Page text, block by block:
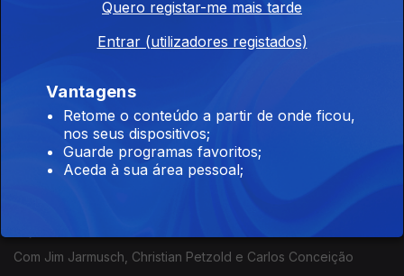
"Ângelo na Floresta Mágica" + "28 Anos Depois" + "A Grande
Eleanor" + 10º IndieJúnior + Oso + T-zero As estreias da
semana e curtas-metragens na sessão na RTP2
"Pai, Mãe, Irmã, Irmão" + "Miroirs #3" + "Um
Com Jim Jarmusch, Christian Petzold e Carlos Conceição
Quero registar-me mais tarde
Entrar (utilizadores registados)
Vantagens
Retome o conteúdo a partir de onde ficou,
nos seus dispositivos;
Guarde programas favoritos;
Aceda à sua área pessoal;